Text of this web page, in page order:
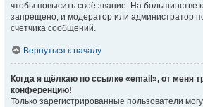
чтобы повысить своё звание. На большинстве
запрещено, и модератор или администратор
счётчика сообщений.
Вернуться к началу
Когда я щёлкаю по ссылке «email», от меня
конференцию!
Только зарегистрированные пользователи